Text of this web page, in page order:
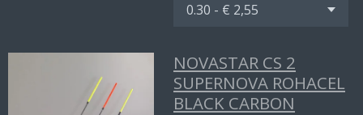
NOVASTAR CS 2
SUPERNOVA ROHACEL
BLACK CARBON